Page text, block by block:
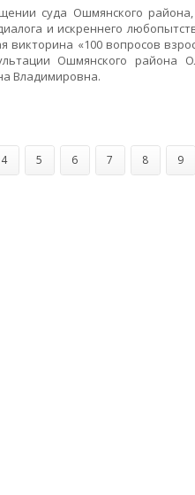
суда Ошмянского
и искреннего
викторина «100 вопросов
Ошмянского района
Владимировна.
4 5 6 7 8 9